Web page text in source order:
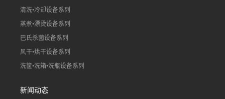
清洗•冷却设备系列
蒸煮•漂烫设备系列
巴氏杀菌设备系列
风干•烘干设备系列
洗筐•洗箱•洗瓶设备系列
新闻动态